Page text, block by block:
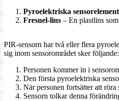
Pyroelektriska sensorelement
Fresnel-lins – En plastlins
PIR-sensorn har två eller flera
sig inom sensorområdet sker följande:
Personen kommer in i
Den första pyroelektriska
När personen fortsätter att
Sensorn tolkar denna